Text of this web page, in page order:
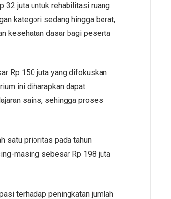
32 juta untuk rehabilitasi ruang
kategori sedang hingga berat,
kesehatan dasar bagi peserta
Rp 150 juta yang difokuskan
ini diharapkan dapat
sains, sehingga proses
satu prioritas pada tahun
masing sebesar Rp 198 juta
terhadap peningkatan jumlah